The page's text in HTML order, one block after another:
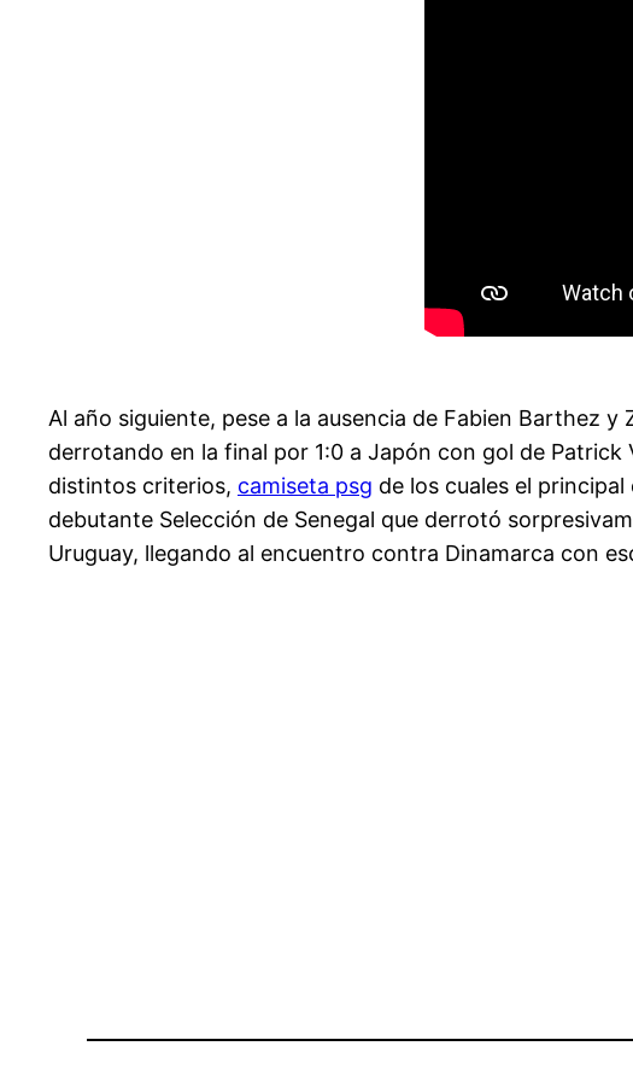
Al año siguiente, pese a la ausencia de Fabien Barthez y
derrotando en la final por 1:0 a Japón con gol de
distintos criterios, camiseta psg de los cuales el
debutante Selección de Senegal que derrotó
Uruguay, llegando al encuentro contra Dinamarca con